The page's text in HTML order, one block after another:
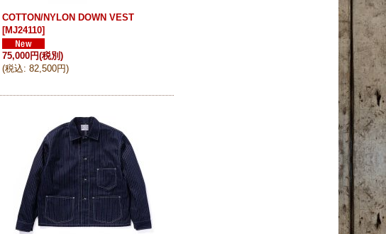
COTTON/NYLON DOWN VEST
[MJ24110]
75,000円(税別)
(税込: 82,500円)